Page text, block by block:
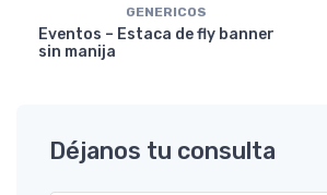
GENERICOS
Eventos – Estaca de fly banner
sin manija
Déjanos tu consulta